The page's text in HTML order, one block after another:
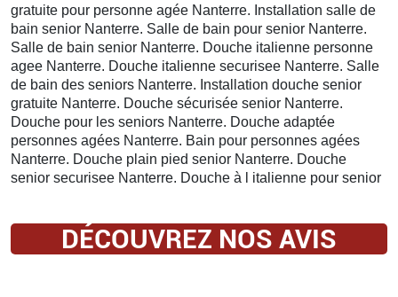
gratuite pour personne agée Nanterre. Installation salle de
bain senior Nanterre. Salle de bain pour senior Nanterre.
Salle de bain senior Nanterre. Douche italienne personne
agee Nanterre. Douche italienne securisee Nanterre. Salle
de bain des seniors Nanterre. Installation douche senior
gratuite Nanterre. Douche sécurisée senior Nanterre.
Douche pour les seniors Nanterre. Douche adaptée
personnes agées Nanterre. Bain pour personnes agées
Nanterre. Douche plain pied senior Nanterre. Douche
senior securisee Nanterre. Douche à l italienne pour senior
DÉCOUVREZ NOS AVIS